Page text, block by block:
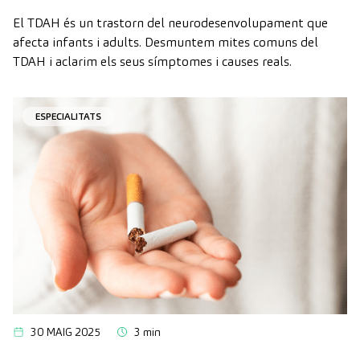
El TDAH és un trastorn del neurodesenvolupament que
afecta infants i adults. Desmuntem mites comuns del
TDAH i aclarim els seus símptomes i causes reals.
ESPECIALITATS
30 MAIG 2025 3 min